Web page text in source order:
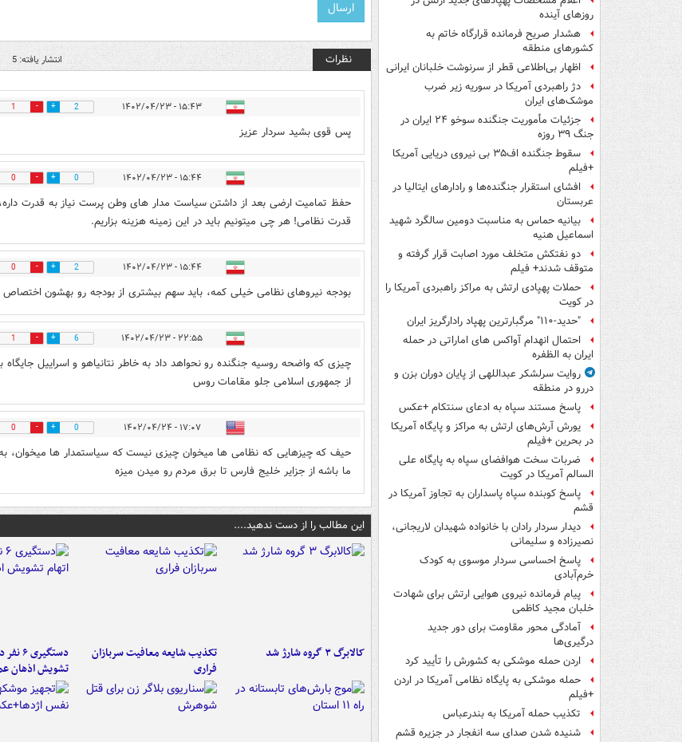
روزهای آینده
هشدار صریح فرمانده قرارگاه خاتم‌ به
کشورهای منطقه
اظهار بی‌اطلاعی قطر از سرنوشت خلبانان ایرانی
دژ راهبردی آمریکا در سوریه زیر ضرب
موشک‌های ایران
جزئیات مأموریت جنگنده سوخو ۲۴ ایران در
جنگ ۳۹ روزه
سقوط جنگنده اف۳۵ بی نیروی دریایی آمریکا
+فیلم
افشای استقرار جنگنده‌ها و رادارهای ایتالیا در
عربستان
بیانیه حماس به مناسبت دومین سالگرد شهید
اسماعیل هنیه
دو نفتکش متخلف مورد اصابت قرار گرفته و
متوقف شدند+ فیلم
حملات پهپادی ارتش به مراکز راهبردی آمریکا را
در کویت
"حدید-۱۱۰" مرگبارترین پهپاد رادارگریز ایران
احتمال انهدام آواکس های اماراتی در حمله
ایران به الظفره
روایت سرلشکر عبداللهی از پایان دوران بزن و
دررو در منطقه
پاسخ مستند سپاه به ادعای سنتکام +عکس
یورش آرش‌های ارتش به مراکز و پایگاه‌ آمریکا
در بحرین +فیلم
ضربات سخت هوافضای سپاه به پایگاه علی
السالم آمریکا در کویت
پاسخ کوبنده سپاه پاسداران به تجاوز آمریکا در
قشم
دیدار سردار رادان با خانواده شهیدان لاریجانی،
نصیرزاده و سلیمانی
پاسخ احساسی سردار موسوی به کودک
خرم‌آبادی
پیام فرمانده نیروی هوایی ارتش برای شهادت
خلبان مجید کاظمی
آمادگی محور مقاومت برای دور جدید
درگیری‌ها
اردن حمله موشکی به کشورش را تأیید کرد
حمله موشکی به پایگاه نظامی آمریکا در اردن
+فیلم
تکذیب حمله آمریکا به بندرعباس
شنیده شدن صدای سه انفجار در جزیره قشم
نظرات انتشار یافته: 5
۱۵:۴۳ - ۱۴۰۲/۰۴/۲۳ 2
1
پس قوی بشید سردار عزیز
۱۵:۴۴ - ۱۴۰۲/۰۴/۲۳ 0
0
حفظ تمامیت ارضی بعد از داشتن سیاست مدار های وطن پرست نیاز به قدرت
قدرت نظامی! هر چی میتونیم باید در این زمینه هزینه بزاریم.
۱۵:۴۴ - ۱۴۰۲/۰۴/۲۳ 2
0
بودجه نیروهای نظامی خیلی کمه، باید سهم بیشتری از بودجه رو بهشون
۲۲:۵۵ - ۱۴۰۲/۰۴/۲۳ 6
1
چیزی که واضحه روسیه جنگنده رو نحواهد داد به خاطر نتانیاهو و اسراییل جایگاه
از جمهوری اسلامی جلو مقامات روس
۱۷:۰۷ - ۱۴۰۲/۰۴/۲۴ 0
0
حیف که چیزهایی که نظامی ها میخوان چیزی نیست که سیاستمدار ها میخوان، به
ما باشه از جزایر خلیج فارس تا برق مردم رو میدن میزه
این مطالب را از دست ندهید....
کالابرگ ۳ گروه شارژ شد
تکذیب شایعه معافیت سربازان
فراری
تشویش اذهان